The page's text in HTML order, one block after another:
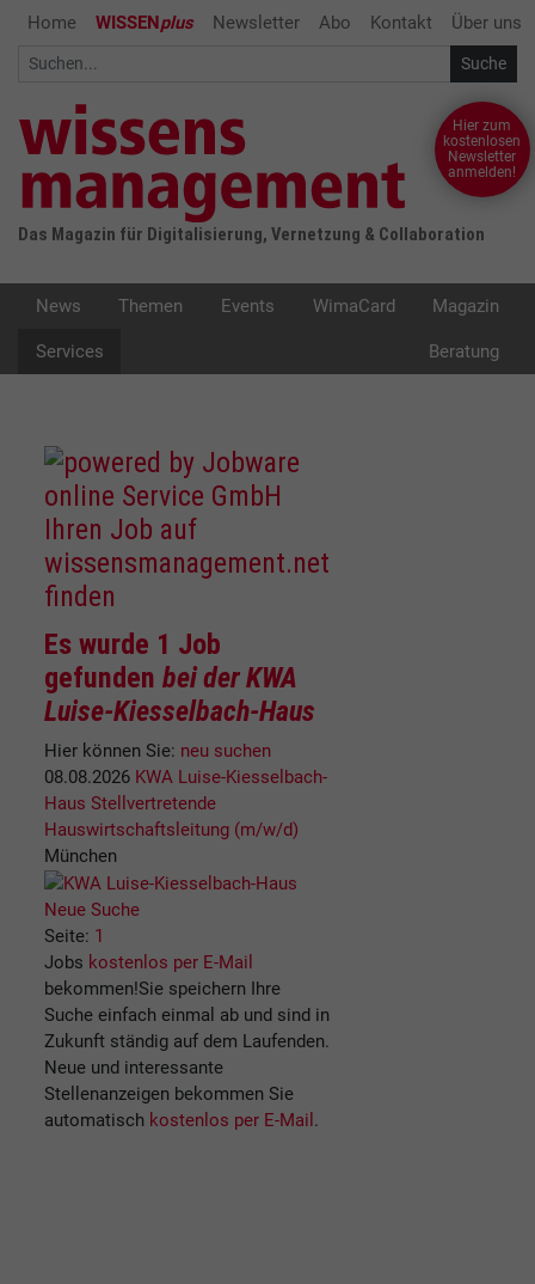
Home WISSENplus Newsletter Abo Kontakt Über uns
Das Magazin für Digitalisierung, Vernetzung & Collaboration
Hier zum
kostenlosen
Newsletter
anmelden!
News Themen Events WimaCard Magazin
Services Beratung
Ihren Job auf
wissensmanagement.net
finden
Es wurde 1 Job
gefunden bei der KWA
Luise-Kiesselbach-Haus
Hier können Sie: neu suchen
08.08.2026 KWA Luise-Kiesselbach-
Haus Stellvertretende
Hauswirtschaftsleitung (m/w/d)
München
Neue Suche
Seite: 1
Jobs kostenlos per E-Mail
bekommen!Sie speichern Ihre
Suche einfach einmal ab und sind in
Zukunft ständig auf dem Laufenden.
Neue und interessante
Stellenanzeigen bekommen Sie
automatisch kostenlos per E-Mail .